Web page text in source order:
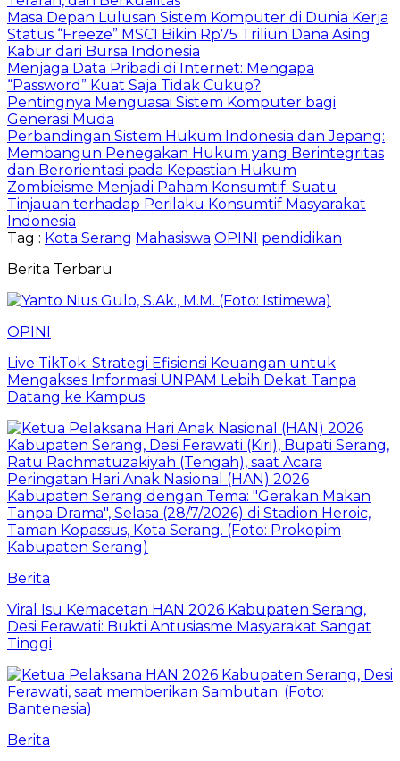
Masa Depan Lulusan Sistem Komputer di Dunia Kerja
Status “Freeze” MSCI Bikin Rp75 Triliun Dana Asing
Kabur dari Bursa Indonesia
Menjaga Data Pribadi di Internet: Mengapa
“Password” Kuat Saja Tidak Cukup?
Pentingnya Menguasai Sistem Komputer bagi
Generasi Muda
Perbandingan Sistem Hukum Indonesia dan Jepang:
Membangun Penegakan Hukum yang Berintegritas
dan Berorientasi pada Kepastian Hukum
Zombieisme Menjadi Paham Konsumtif: Suatu
Tinjauan terhadap Perilaku Konsumtif Masyarakat
Indonesia
Tag : Kota Serang Mahasiswa OPINI pendidikan
Berita Terbaru
OPINI
Live TikTok: Strategi Efisiensi Keuangan untuk
Mengakses Informasi UNPAM Lebih Dekat Tanpa
Datang ke Kampus
Berita
Viral Isu Kemacetan HAN 2026 Kabupaten Serang,
Desi Ferawati: Bukti Antusiasme Masyarakat Sangat
Tinggi
Berita